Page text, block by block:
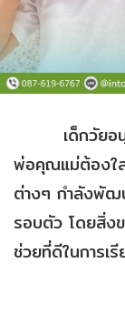
เด็กวัย
พ่อคุณแม่ต้องใส่
ต่างๆ กำลังพัฒ
รอบตัว โดยสิ่ง
ช่วยที่ดีในการเ